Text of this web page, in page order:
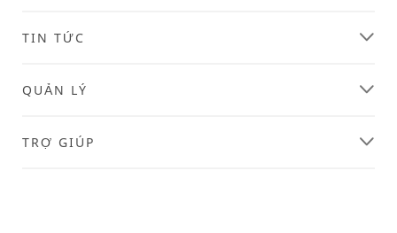
TIN TỨC
QUẢN LÝ
TRỢ GIÚP